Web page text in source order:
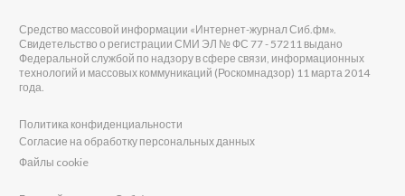
Средство массовой информации «Интернет-журнал Сиб.фм».
Свидетельство о регистрации СМИ ЭЛ № ФС 77 - 57211 выдано
Федеральной службой по надзору в сфере связи, информационных
технологий и массовых коммуникаций (Роскомнадзор) 11 марта 2014
года.
Политика конфиденциальности
Согласие на обработку персональных данных
Файлы cookie